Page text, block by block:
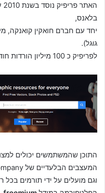
בלאנס,
גוגל).
לפריפיק כ 100 מיליון הורדות חודשיות.
התוכן שהמשתמשים יכולים
המעצבים הבלעדיים של Freepik Company
וגם מועלים על ידי תורמים בכל